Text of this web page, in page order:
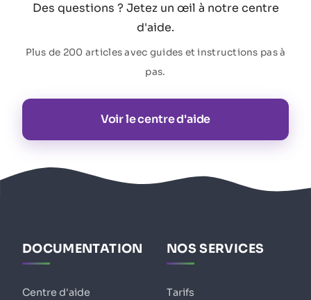
Des questions ? Jetez un œil à notre centre
d'aide.
Plus de 200 articles avec guides et instructions pas à
pas.
Voir le centre d'aide
DOCUMENTATION
Centre d'aide
NOS SERVICES
Tarifs